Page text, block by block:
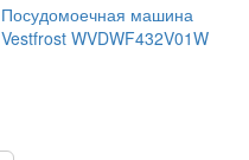
Посудомоечная машина
Vestfrost WVDWF432V01W